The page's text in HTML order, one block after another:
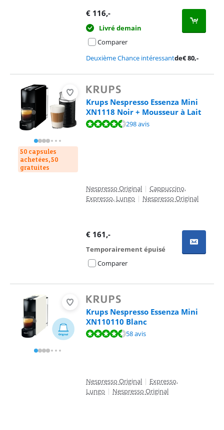
€ 116,-
Livré demain
Comparer
Deuxième Chance intéressantde€80,-
50 capsules
achetées, 50
gratuites
Krups Nespresso Essenza Mini
XN1118 Noir + Mousseur à Lait
La note est de 9,0 sur 10, basée sur 298 avis.
298 avis
Nespresso Original | Cappuccino,
Expresso, Lungo | Nespresso Original
€ 161,-
Temporairement épuisé
Comparer
Krups Nespresso Essenza Mini
XN110110 Blanc
La note est de 9,0 sur 10, basée sur 58 avis.58 avis
Nespresso Original | Expresso,
Lungo | Nespresso Original